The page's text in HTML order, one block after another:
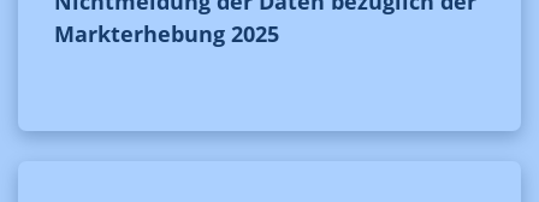
Markterhebung 2025